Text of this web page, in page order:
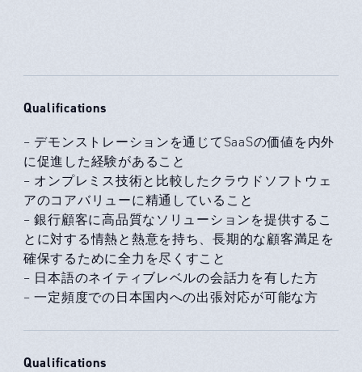
Qualifications
– デモンストレーションを通じてSaaSの価値を内外
に促進した経験があること
– オンプレミス技術と比較したクラウドソフトウェ
アのコアバリューに精通していること
– 銀行顧客に高品質なソリューションを提供するこ
とに対する情熱と熱意を持ち、長期的な顧客満足を
確保するために全力を尽くすこと
– 日本語のネイティブレベルの会話力を有した方
– 一定頻度での日本国内への出張対応が可能な方
Qualifications